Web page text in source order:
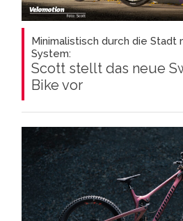
Minimalistisch durch die Stadt
System:
Scott stellt das neue
Bike vor